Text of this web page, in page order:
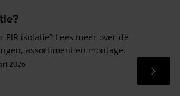
PIR isolatie? Lees meer over de
assortiment en montage.
2026
Lees